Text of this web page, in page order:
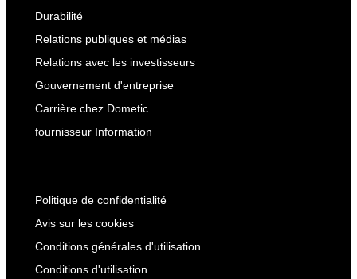
Durabilité
Relations publiques et médias
Relations avec les investisseurs
Gouvernement d'entreprise
Carrière chez Dometic
fournisseur Information
Politique de confidentialité
Avis sur les cookies
Conditions générales d'utilisation
Conditions d'utilisation